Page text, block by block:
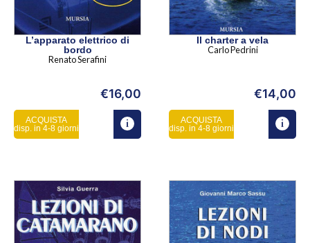
L’apparato elettrico di
bordo
Renato Serafini
€16,00
ACQUISTA
disp. in 4-8 giorni
Il charter a vela
Carlo Pedrini
€14,00
ACQUISTA
disp. in 4-8 giorni